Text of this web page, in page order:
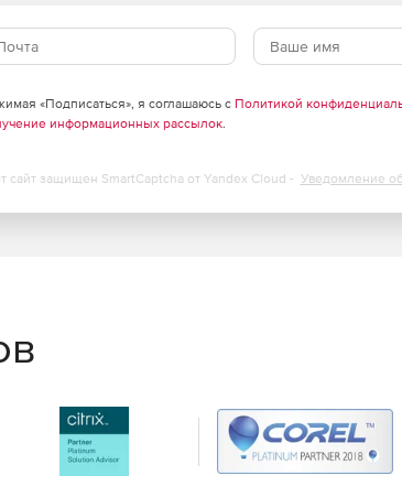
«Подписаться», я соглашаюсь с Политикой
информационных рассылок.
сайт защищен SmartCaptcha от Yandex Cloud - Уведомление